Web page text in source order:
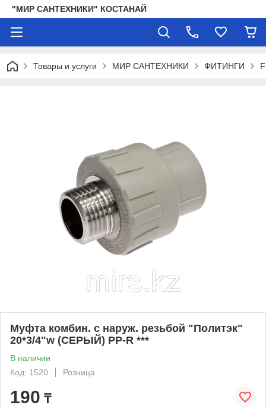
"МИР САНТЕХНИКИ" КОСТАНАЙ
Товары и услуги МИР САНТЕХНИКИ ФИТИНГИ
Муфта комбин. с наруж. резьбой "Политэк"
20*3/4"w (СЕРЫЙ) PP-R ***
В наличии
Код: 1520
Розница
190 ₸